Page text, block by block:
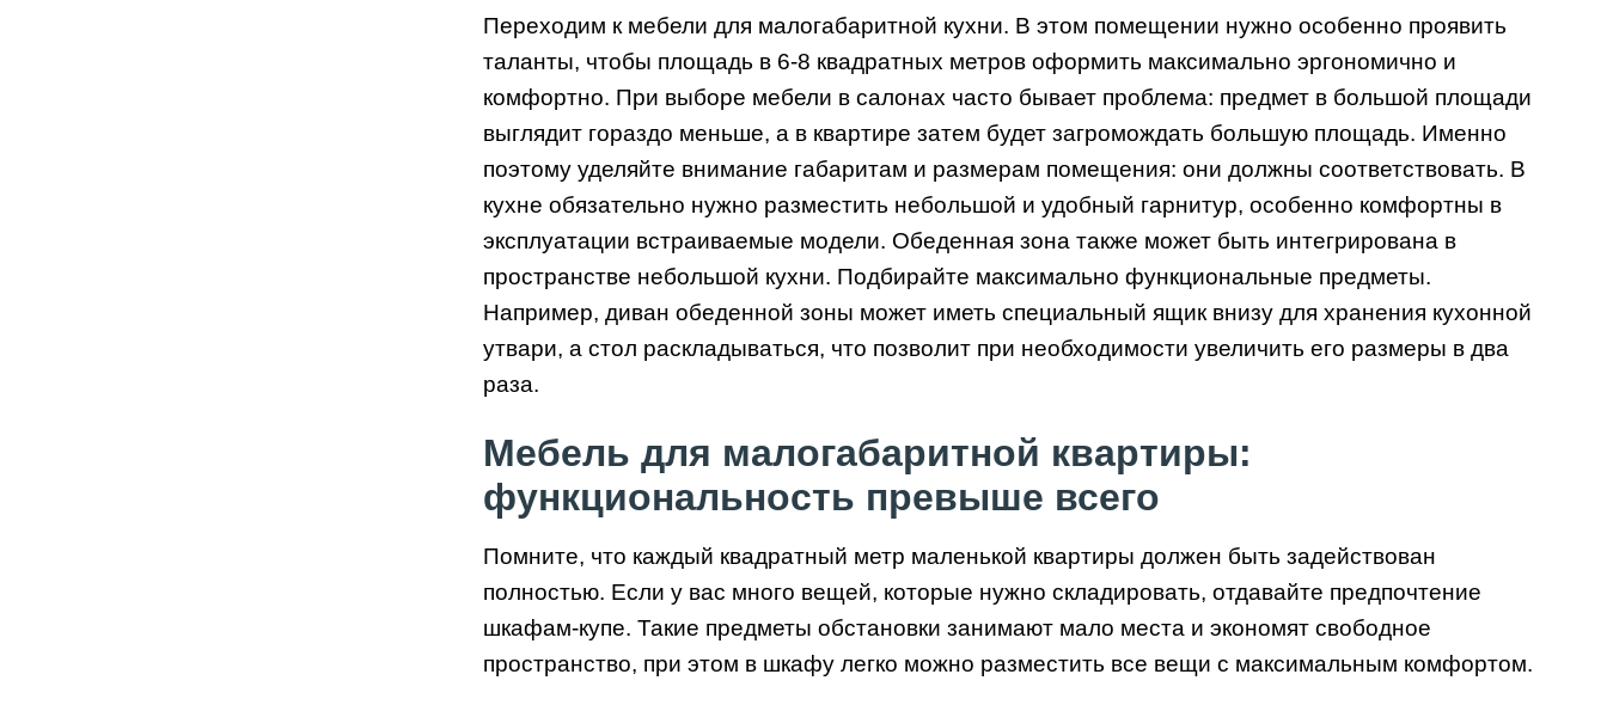
Переходим к мебели для малогабаритной кухни. В этом помещении нужно особенно проявить
таланты, чтобы площадь в 6-8 квадратных метров оформить максимально эргономично и
комфортно. При выборе мебели в салонах часто бывает проблема: предмет в большой площади
выглядит гораздо меньше, а в квартире затем будет загромождать большую площадь. Именно
поэтому уделяйте внимание габаритам и размерам помещения: они должны соответствовать. В
кухне обязательно нужно разместить небольшой и удобный гарнитур, особенно комфортны в
эксплуатации встраиваемые модели. Обеденная зона также может быть интегрирована в
пространстве небольшой кухни. Подбирайте максимально функциональные предметы.
Например, диван обеденной зоны может иметь специальный ящик внизу для хранения кухонной
утвари, а стол раскладываться, что позволит при необходимости увеличить его размеры в два
раза.
Мебель для малогабаритной квартиры:
функциональность превыше всего
Помните, что каждый квадратный метр маленькой квартиры должен быть задействован
полностью. Если у вас много вещей, которые нужно складировать, отдавайте предпочтение
шкафам-купе. Такие предметы обстановки занимают мало места и экономят свободное
пространство, при этом в шкафу легко можно разместить все вещи с максимальным комфортом.